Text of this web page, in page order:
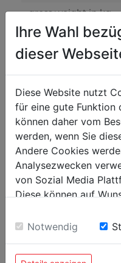
gross weight in kg
packaging
packaging width in
packaging length
general data
EAN code
PU in pieces
Ihre Wahl
dieser
Diese Website nutzt
für eine gute Funktion
können daher vom
werden, wenn Sie
Andere Cookies
Analysezwecken
von Sozial Media
Diese können auf
Einwilligung zu
Notwendig